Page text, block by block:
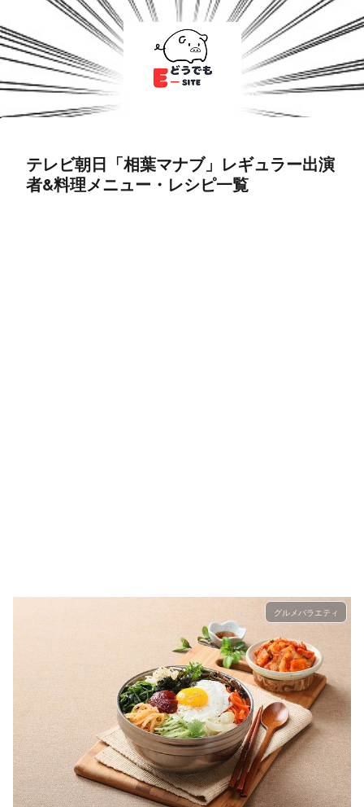
テレビ朝日「相葉マナブ」レギュラー出演
者&料理メニュー・レシピ一覧
グルメバラエティ